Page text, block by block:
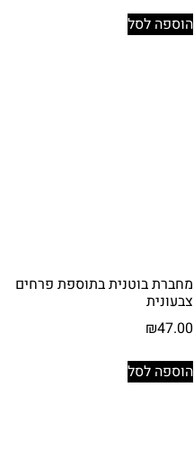
הוספה לסל
מחברת בוטנית בתוספת פרחים
צבעונית
₪47.00
הוספה לסל